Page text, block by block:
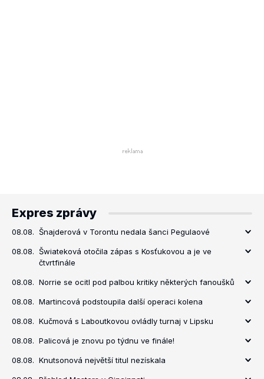
Expres zprávy
08.08. Šnajderová v Torontu nedala šanci Pegulaové
08.08. Šwiateková otočila zápas s Kosťukovou a je ve
čtvrtfinále
08.08. Norrie se ocitl pod palbou kritiky některých fanoušků
08.08. Martincová podstoupila další operaci kolena
08.08. Kučmová s Laboutkovou ovládly turnaj v Lipsku
08.08. Palicová je znovu po týdnu ve finále!
08.08. Knutsonová největší titul nezískala